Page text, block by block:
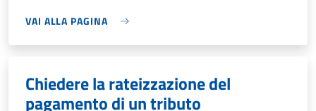
VAI ALLA PAGINA
Chiedere la rateizzazione del
pagamento di un tributo